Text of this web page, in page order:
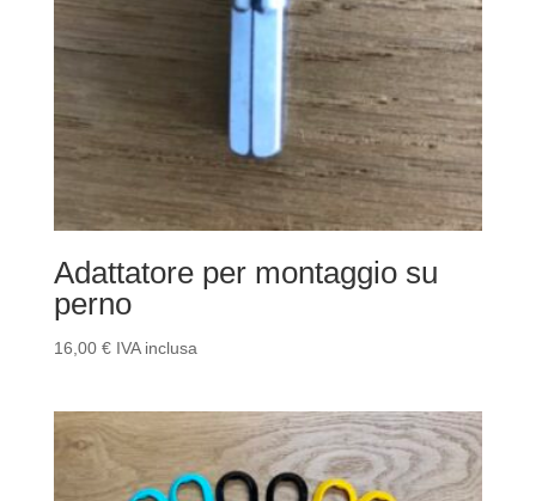
Adattatore per montaggio su
perno
16,00 € IVA inclusa